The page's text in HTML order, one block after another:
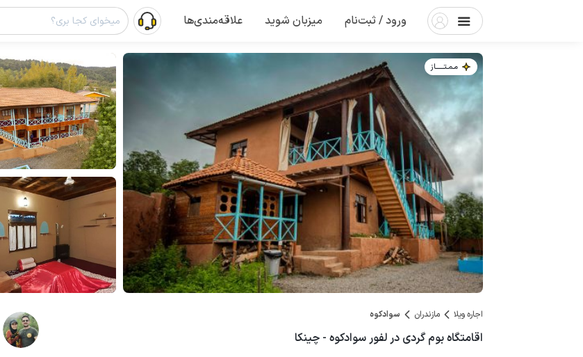
ورود / ثبت‌نام میزبان شوید علاقه‌مندی‌ها
مـمـتــــــاز
اجاره ویلا مازندران سوادکوه
اقامتگاه بوم گردی در لفور سوادکوه - چینکا